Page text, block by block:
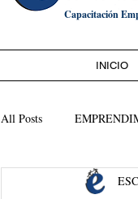
Capacitación
INICIO
All Posts